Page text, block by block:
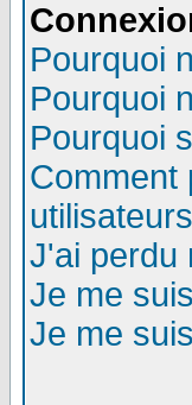
Pourquoi
Pourquoi
Pourquoi
Comment
J'ai perdu
Je me
Je me